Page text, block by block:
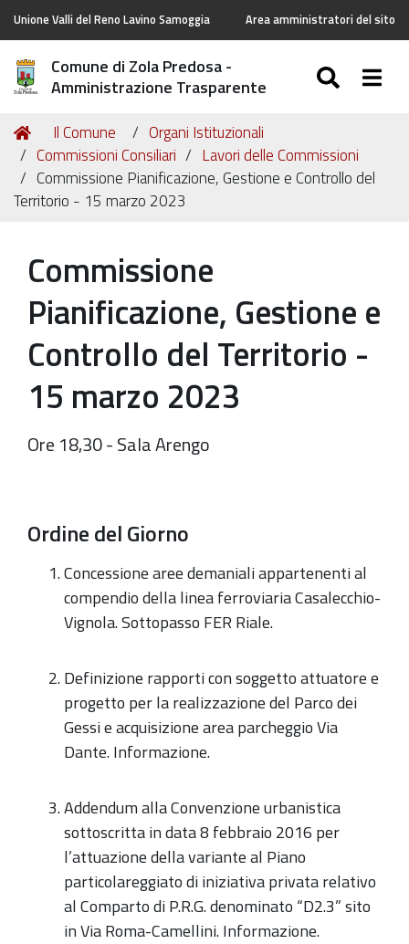
Unione Valli del Reno Lavino Samoggia Area amministratori del sito
Comune di Zola Predosa -
Amministrazione Trasparente
Tu
sei
qui:
Home
Il Comune
Organi Istituzionali
Commissioni Consiliari
Lavori delle Commissioni
Commissione Pianificazione, Gestione e Controllo del
Territorio - 15 marzo 2023
Commissione
Pianificazione, Gestione e
Controllo del Territorio -
15 marzo 2023
Ore 18,30 - Sala Arengo
Ordine del Giorno
Concessione aree demaniali appartenenti al
compendio della linea ferroviaria Casalecchio-
Vignola. Sottopasso FER Riale.
Definizione rapporti con soggetto attuatore e
progetto per la realizzazione del Parco dei
Gessi e acquisizione area parcheggio Via
Dante. Informazione.
Addendum alla Convenzione urbanistica
sottoscritta in data 8 febbraio 2016 per
l’attuazione della variante al Piano
particolareggiato di iniziativa privata relativo
al Comparto di P.R.G. denominato “D2.3” sito
in Via Roma-Camellini. Informazione.